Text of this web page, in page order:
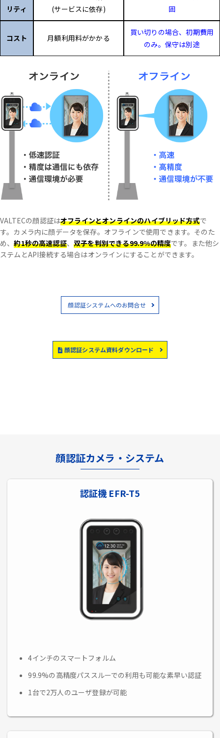
リティ
(サービスに依存)
固
コスト 月額利用料がかかる
買い切りの場合、初期費用
のみ。保守は別途
VALTECの顔認証はオフラインとオンラインのハイブリッド方式で
す。 カメラ内に顔データを保存。オフラインで使用できます。 そのた
め、約1秒の高速認証、双子を判別できる99.9%の精度です。 また他シ
ステムとAPI接続する場合はオンラインにすることができます。
顔認証システムへのお問合せ
顔認証システム資料ダウンロード
顔認証カメラ・システム
認証機 EFR-T5
4インチのスマートフォルム
99.9%の高精度パススルーでの利用も可能な素早い認証
1台で2万人のユーザ登録が可能